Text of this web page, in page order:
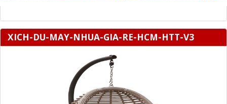
XICH-DU-MAY-NHUA-GIA-RE-HCM-HTT-V3